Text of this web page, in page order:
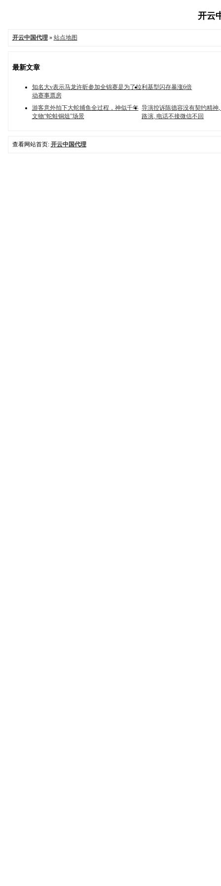
开云
开云中国代理» 站点地图
最新文章
知名大v表示马龙许昕参加全锦赛是为了拉
动赛事票房
利基型闪存暴涨6倍
游客意外拍下大蛇捕鱼全过程，神似千年
文物“蛇蛙铜俎”场景
导演控诉陈德容没有契约精神
路演, 电话不接微信不回
查看网站首页: 开云中国代理